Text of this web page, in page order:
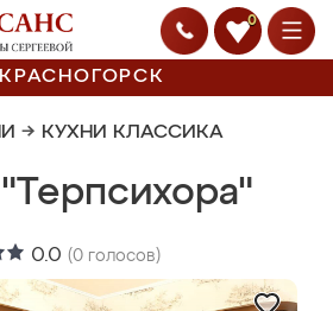
0
КРАСНОГОРСК
→ КУХНИ КЛАССИКА
0.0 (0 голосов)